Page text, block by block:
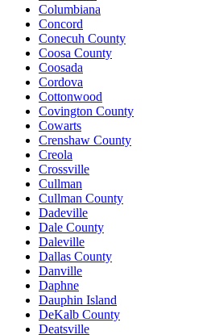
Columbiana
Concord
Conecuh County
Coosa County
Coosada
Cordova
Cottonwood
Covington County
Cowarts
Crenshaw County
Creola
Crossville
Cullman
Cullman County
Dadeville
Dale County
Daleville
Dallas County
Danville
Daphne
Dauphin Island
DeKalb County
Deatsville